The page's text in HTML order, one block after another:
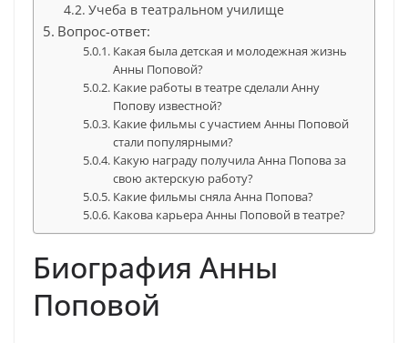
Учеба в театральном училище
Вопрос-ответ:
Какая была детская и молодежная жизнь
Анны Поповой?
Какие работы в театре сделали Анну
Попову известной?
Какие фильмы с участием Анны Поповой
стали популярными?
Какую награду получила Анна Попова за
свою актерскую работу?
Какие фильмы сняла Анна Попова?
Какова карьера Анны Поповой в театре?
Биография Анны
Поповой